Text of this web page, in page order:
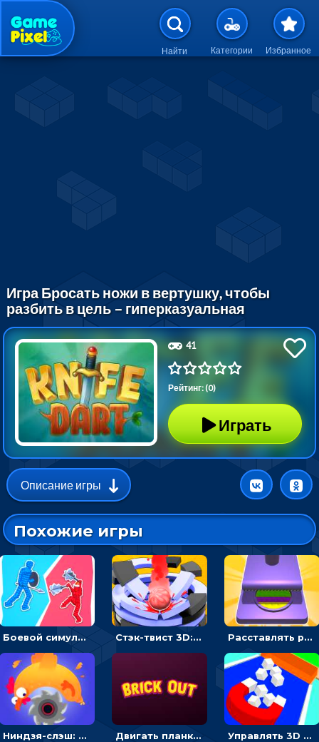
Перейти к основному
Найти Категории Избранное
Игра Бросать ножи в вертушку, чтобы
разбить в цель – гиперказуальная
41
Рейтинг: (0)
Играть
Описание игры
Похожие игры
Боевой симулятор 3D: повтори позу рыцаря и победи врага Стэк-твист 3D: тапай по шарику, чтобы разбивать платформы Расставлять резиновые кубики, чтобы делать поп-ит - гиперказуальные
Ниндзя-слэш: запускай оружие по целям и становись мастером сюрикенов Двигать планку и бить шариком по цветным блокам - гиперказуальная Управлять 3D магнитом, чтобы собирать фигуры и сбрасывать в пропасть